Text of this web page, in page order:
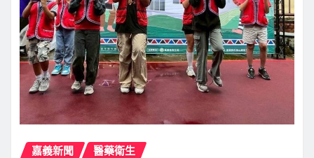
嘉義新聞 醫藥衛生